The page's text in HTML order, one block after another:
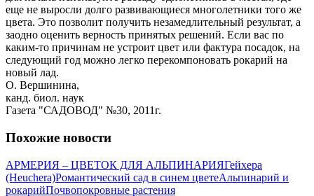
еще не выросли долго развивающиеся многолетники того же
цвета. Это позволит получить незамедлительный результат, а
заодно оценить верность принятых решений. Если вас по
каким-то причинам не устроит цвет или фактура посадок, на
следующий год можно легко перекомпоновать рокарий на
новый лад.
О. Вершинина,
канд. биол. наук
Газета "САДОВОД" №30, 2011г.
Похожие новости
АРМЕРИЯ – ЦВЕТОК ДЛЯ АЛЬПИНАРИЯГейхера
(Heuchera)Романтический сад в синем цветеАльпинарий и
рокарийПочвопокровные растения